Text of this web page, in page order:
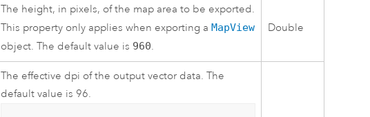
The height, in pixels, of the map area to be exported.
This property only applies when exporting aMapView
object. The default value is 960.
Double
The effective dpi of the output vector data. The
default value is 96.